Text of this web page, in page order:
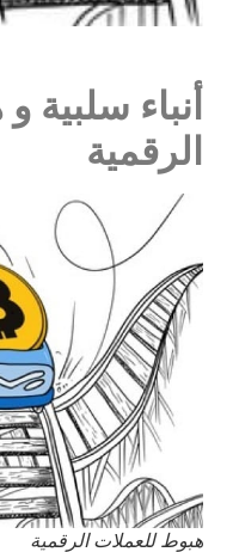
أنباء سلبية
الرقمية
هبوط للعملات الرقمية